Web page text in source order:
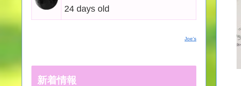
24 days old
Joe's
新着情報